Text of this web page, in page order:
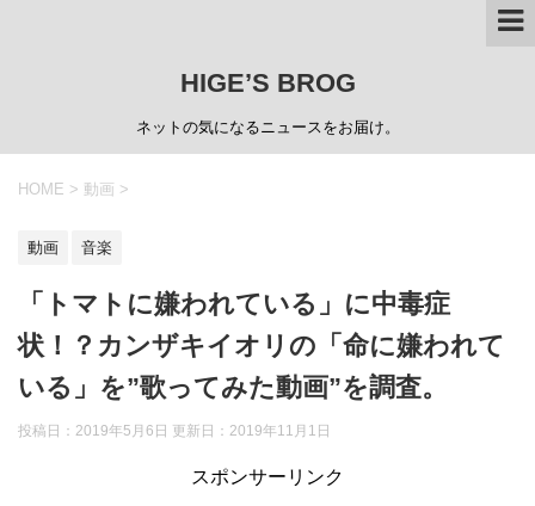
HIGE’S BROG
ネットの気になるニュースをお届け。
HOME > 動画 >
動画 音楽
「トマトに嫌われている」に中毒症
状！？カンザキイオリの「命に嫌われて
いる」を”歌ってみた動画”を調査。
投稿日：2019年5月6日 更新日： 2019年11月1日
スポンサーリンク